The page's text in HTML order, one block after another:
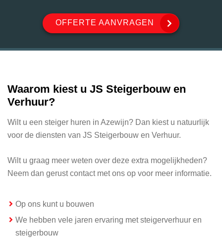
OFFERTE AANVRAGEN
Waarom kiest u JS Steigerbouw en
Verhuur?
Wilt u een steiger huren in Azewijn? Dan kiest u natuurlijk
voor de diensten van JS Steigerbouw en Verhuur.
Wilt u graag meer weten over deze extra mogelijkheden?
Neem dan gerust contact met ons op voor meer informatie.
Op ons kunt u bouwen
We hebben vele jaren ervaring met steigerverhuur en
steigerbouw